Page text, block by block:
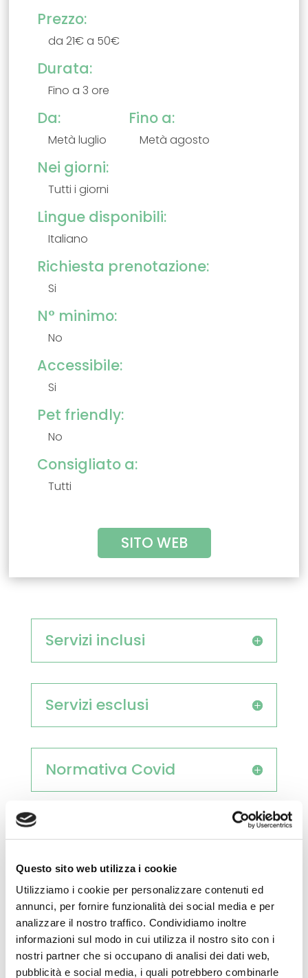
Questo sito web utilizza i cookie
Utilizziamo i cookie per personalizzare contenuti ed
annunci, per fornire funzionalità dei social media e per
analizzare il nostro traffico. Condividiamo inoltre
informazioni sul modo in cui utilizza il nostro sito con i
nostri partner che si occupano di analisi dei dati web,
pubblicità e social media, i quali potrebbero combinarle
Prezzo:
da 21€ a 50€
Durata:
Fino a 3 ore
Da:
Metà luglio
Fino a:
Metà agosto
Nei giorni:
Tutti i giorni
Lingue disponibili:
Italiano
Richiesta prenotazione:
Si
N° minimo:
No
Accessibile:
Si
Pet friendly:
No
Consigliato a:
Tutti
SITO WEB
Servizi inclusi
Servizi esclusi
Normativa Covid
In caso di maltempo
In caso di annullamento